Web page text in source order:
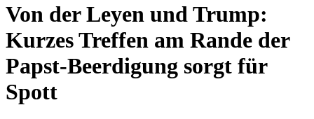
Von der Leyen und Trump:
Kurzes Treffen am Rande der
Papst-Beerdigung sorgt für
Spott